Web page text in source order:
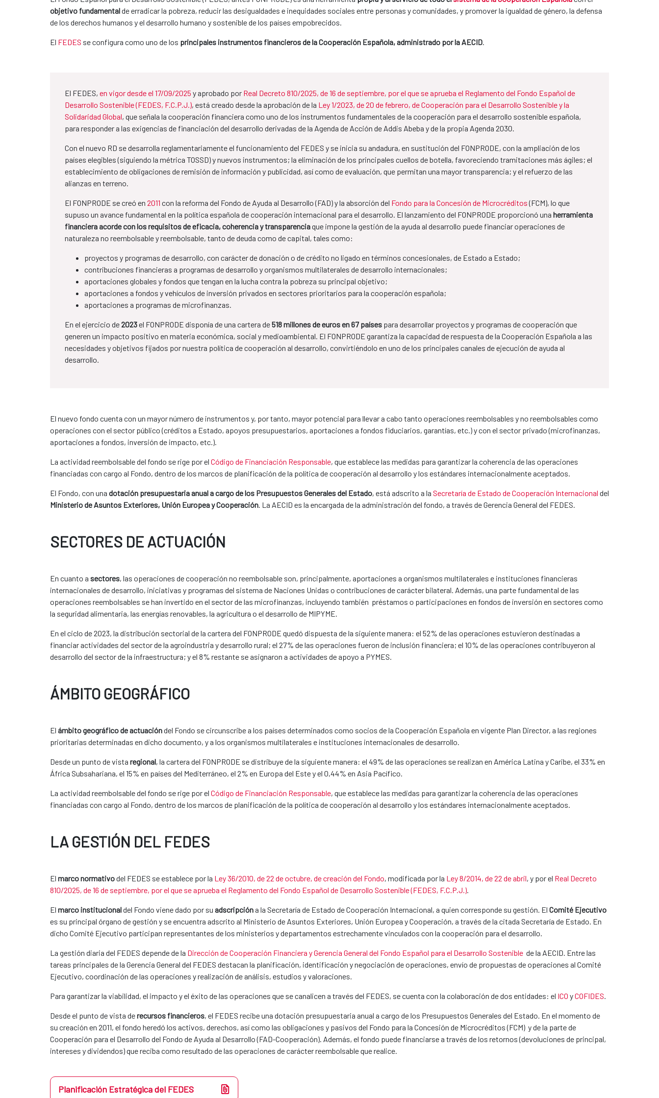
objetivo fundamentalde erradicar la pobreza, reducir las desigualdades e inequidades sociales entre personas y comunidades, y promover la igualdad de género, la defensa
de los derechos humanos y el desarrollo humano y sostenible de los países empobrecidos.
El FEDES se configura como uno de los principales instrumentos financieros de la Cooperación Española, administrado por la AECID
El FEDES, en vigor desde el 17/09/2025 y aprobado por Real Decreto 810/2025, de 16 de septiembre, por el que se aprueba el Reglamento del Fondo Español de
Desarrollo Sostenible (FEDES, F.C.P.J.), está creado desde la aprobación de la Ley 1/2023, de 20 de febrero, de Cooperación para el Desarrollo Sostenible y la
Solidaridad Global, que señala la cooperación financiera como uno de los instrumentos fundamentales de la cooperación para el desarrollo sostenible española,
para responder a las exigencias de financiación del desarrollo derivadas de la Agenda de Acción de Addis Abeba y de la propia Agenda 2030.
Con el nuevo RD se desarrolla reglamentariamente el funcionamiento del FEDES y se inicia su andadura, en sustitución del FONPRODE, con la ampliación de los
países elegibles (siguiendo la métrica TOSSD) y nuevos instrumentos; la eliminación de los principales cuellos de botella, favoreciendo tramitaciones más ágiles; el
establecimiento de obligaciones de remisión de información y publicidad, así como de evaluación, que permitan una mayor transparencia; y el refuerzo de las
alianzas en terreno.
El FONPRODE se creó en 2011 con la reforma del Fondo de Ayuda al Desarrollo (FAD) y la absorción del Fondo para la Concesión de Microcréditos(FCM), lo que
supuso un avance fundamental en la política española de cooperación internacional para el desarrollo. El lanzamiento del FONPRODE proporcionó una herramienta
financiera acorde con los requisitos de eficacia, coherencia y transparenciaque impone la gestión de la ayuda al desarrollo puede financiar operaciones de
naturaleza no reembolsable y reembolsable, tanto de deuda como de capital, tales como:
proyectos y programas de desarrollo, con carácter de donación o de crédito no ligado en términos concesionales, de Estado a Estado​;
contribuciones financieras a programas de desarrollo y organismos multilaterales de desarrollo internacionales;
aportaciones globales y fondos que tengan en la lucha contra la pobreza su principal objetivo;
aportaciones a fondos y vehículos de inversión privados en sectores prioritarios para la cooperación española;
aportaciones a programas de microfinanzas.
En el ejercicio de2023el FONPRODE disponía de una cartera de518 millones de euros en 67 países para desarrollar proyectos y programas de cooperación que
generen un impacto positivo en materia económica, social y medioambiental. El FONPRODE garantiza la capacidad de respuesta de la Cooperación Española a las
necesidades y objetivos fijados por nuestra política de cooperación al desarrollo, convirtiéndolo en uno de los principales canales de ejecución de ayuda al
desarrollo.
El nuevo fondo cuenta con un mayor número de instrumentos y, por tanto, mayor potencial para llevar a cabo tanto operaciones reembolsables y no reembolsables como
operaciones con el sector público (créditos a Estado, apoyos presupuestarios, aportaciones a fondos fiduciarios, garantías, etc.) y con el sector privado (microfinanzas,
aportaciones a fondos, inversión de impacto, etc.).
​La actividad reembolsable del fondo se rige por el Código de Financiación Responsable, que establece las medidas para garantizar la coherencia de las operaciones
financiadas con cargo al Fondo, dentro de los marcos de planificación de la política de cooperación al desarrollo y los estándares internacionalmente aceptados.
El Fondo, con una dotación presupuestaria anual a cargo de los Presupuestos Generales del Estado, está adscrito a la Secretaría de Estado de Cooperación Internacional del
Ministerio de Asuntos Exteriores, Unión Europea y Cooperación . La AECID es la encargada de la administración del fondo, a través de Gerencia General del FEDES.
SECTORES DE ACTUACIÓN
En cuanto a sectores, las operaciones de cooperación no reembolsable son, principalmente, aportaciones a organismos multilaterales e instituciones financieras
internacionales de desarrollo, iniciativas y programas del sistema de Naciones Unidas o contribuciones de carácter bilateral. Además, una parte fundamental de las
operaciones reembolsables se han invertido en el sector de las microfinanzas, incluyendo también préstamos o participaciones en fondos de inversión en sectores como
la seguridad alimentaria, las energías renovables, la agricultura o el desarrollo de MIPYME.
En el ciclo de 2023, la distribución sectorial de la cartera del FONPRODE quedó dispuesta de la siguiente manera: el 52% de las operaciones estuvieron destinadas a
financiar actividades del sector de la agroindustria y desarrollo rural; el 27% de las operaciones fueron de inclusión financiera; el 10% de las operaciones contribuyeron al
desarrollo del sector de la infraestructura; y el 8% restante se asignaron a actividades de apoyo a PYMES.
ÁMBITO GEOGRÁFICO
El ámbito geográfico de actuacióndel Fondo se circunscribe a los países determinados como socios de la Cooperación Española en vigente Plan Director, a las regiones
prioritarias determinadas en dicho documento, y a los organismos multilaterales e instituciones internacionales de desarrollo.
Desde un punto de vista regional, la cartera del FONPRODE se distribuye de la siguiente manera: el 49% de las operaciones se realizan en América Latina y Caribe, el 33% en
África Subsahariana, el 15% en países del Mediterráneo, el 2% en Europa del Este y el 0,44% en Asia Pacífico.
La actividad reembolsable del fondo se rige por el Código de Financiación Responsable, que establece las medidas para garantizar la coherencia de las operaciones
financiadas con cargo al Fondo, dentro de los marcos de planificación de la política de cooperación al desarrollo y los estándares internacionalmente aceptados.
LA GESTIÓN DEL FEDES
El marco normativodel FEDES se establece por la Ley 36/2010, de 22 de octubre, de creación del Fondo, modificada por la Ley 8/2014, de 22 de abril​, y por el Real Decreto
810/2025, de 16 de septiembre, por el que se aprueba el Reglamento del Fondo Español de Desarrollo Sostenible (FEDES, F.C.P.J.)
El marco institucionaldel Fondo viene dado por su adscripcióna la Secretaría de Estado de Cooperación Internacional, a quien corresponde su gestión. El Comité Ejecutivo
es su principal órgano de gestión y se encuentra adscrito al Ministerio de Asuntos Exteriores, Unión Europea y Cooperación, a través de la citada Secretaría de Estado. En
dicho Comité Ejecutivo participan representantes de los ministerios y departamentos estrechamente vinculados con la cooperación para el desarrollo.
La gestión diaria del FEDES depende de la Dirección de Cooperación Financiera y Gerencia General del Fondo Español para el Desarrollo Sostenible de la AECID. Entre las
tareas principales de la Gerencia General del FEDES destacan la planificación, identificación y negociación de operaciones, envío de propuestas de operaciones al Comité
Ejecutivo, coordinación de las operaciones y realización de análisis, estudios y valoraciones.
Para garantizar la viabilidad, el impacto y el éxito de las operaciones que se canalicen a través del FEDES, se cuenta con la colaboración de dos entidades: el ICO yCOFIDES
Desde el punto de vista derecursos financieros, el FEDES recibe una dotación presupuestaria anual a cargo de los Presupuestos Generales del Estado. En el momento de
su creación en 2011, el fondo heredó los activos, derechos, así como las obligaciones y pasivos del Fondo para la Concesión de Microcréditos (FCM) y de la parte de
Cooperación para el Desarrollo del Fondo de Ayuda al Desarrollo (FAD-Cooperación). Además, el fondo puede financiarse a través de los retornos (devoluciones de principal,
intereses y dividendos) que reciba como resultado de las operaciones de carácter reembolsable que realice.
Planificación Estratégica del FEDES